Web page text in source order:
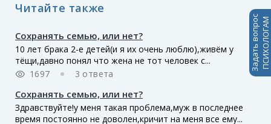
Читайте также
Сохранять семью, или нет?
10 лет брака 2-е детей(и я их очень люблю),живём у
тёщи,давно понял что жена не тот человек с...
1697
3 ответа
Сохранять семью, или нет?
Здравствуйте!у меня такая проблема,муж в последнее
время постоянно не доволен,кричит на меня все ему...
Задать вопросПСИХОЛОГАМ